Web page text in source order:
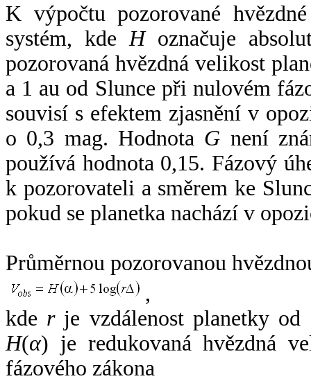
K výpočtu pozorované
systém, kde Hoznačuje
pozorovaná hvězdná velikost
a 1 au od Slunce při nulovém
souvisí s efektem zjasnění v
o 0,3 mag. Hodnota G není
používá hodnota 0,15. Fázový
k pozorovateli a směrem ke
pokud se planetka nachází v
Průměrnou pozorovanou
,
kde rje vzdálenost planetky od
H(α) je redukovaná hvězdná
fázového zákona